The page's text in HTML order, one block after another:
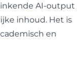
AI-output
inhoud. Het is
en